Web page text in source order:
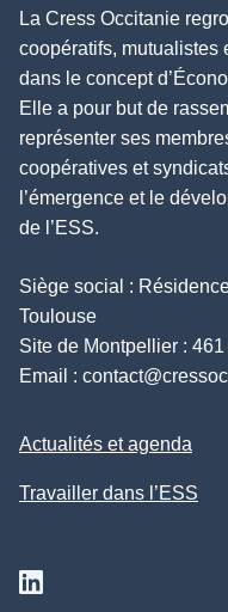
La Cress Occitanie
coopératifs, mutualistes
dans le concept
Elle a pour but de
représenter ses
coopératives et
l’émergence et le
de l’ESS.
Siège social :
Toulouse
Site de Montpellier :
Email :
Actualités et agenda
Travailler dans l’ESS